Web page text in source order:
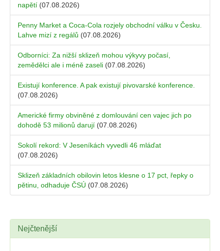
napětí (07.08.2026)
Penny Market a Coca-Cola rozjely obchodní válku v Česku.
Lahve mizí z regálů (07.08.2026)
Odborníci: Za nižší sklizeň mohou výkyvy počasí,
zemědělci ale i méně zaseli (07.08.2026)
Existují konference. A pak existují pivovarské konference.
(07.08.2026)
Americké firmy obviněné z domlouvání cen vajec jich po
dohodě 53 milionů darují (07.08.2026)
Sokolí rekord: V Jeseníkách vyvedli 46 mláďat
(07.08.2026)
Sklizeň základních obilovin letos klesne o 17 pct, řepky o
pětinu, odhaduje ČSÚ (07.08.2026)
Nejčtenější